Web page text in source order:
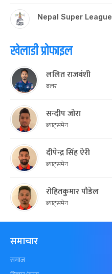
Nepal Super League
खेलाडी प्रोफाइल
ललित राजवंशी
बलर
सन्दीप जोरा
ब्याट्समेन
दीपेन्द्र सिंह ऐरी
ब्याट्समेन
रोहितकुमार पौडेल
ब्याट्समेन
समाचार
समाज